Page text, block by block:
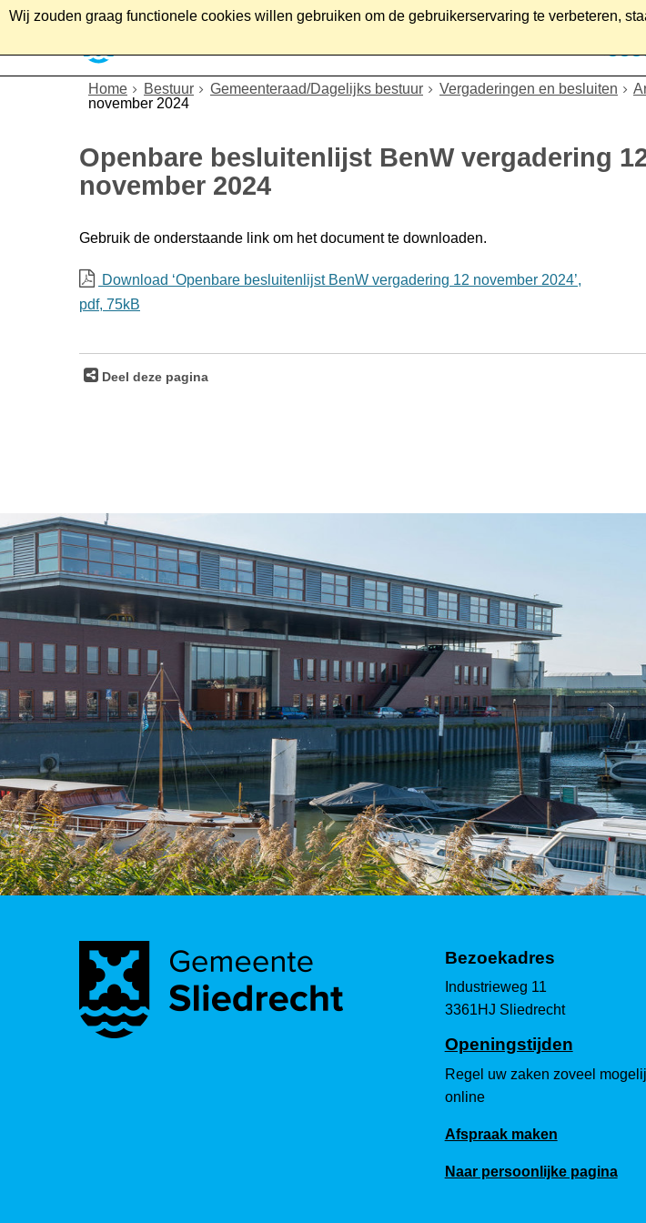
Wij zouden graag functionele cookies willen gebruiken om de gebruikerservaring te verbeteren,
Home Bestuur Gemeenteraad/Dagelijks bestuur Vergaderingen en besluiten
november 2024
Openbare besluitenlijst BenW vergadering
november 2024
Gebruik de onderstaande link om het document te downloaden.
Download ‘Openbare besluitenlijst BenW vergadering 12 november 2024’,
pdf, 75kB
Deel deze pagina
Bezoekadres
Industrieweg 11
3361HJ Sliedrecht
Openingstijden
Regel uw zaken zoveel
online
Afspraak maken
Naar persoonlijke pagina